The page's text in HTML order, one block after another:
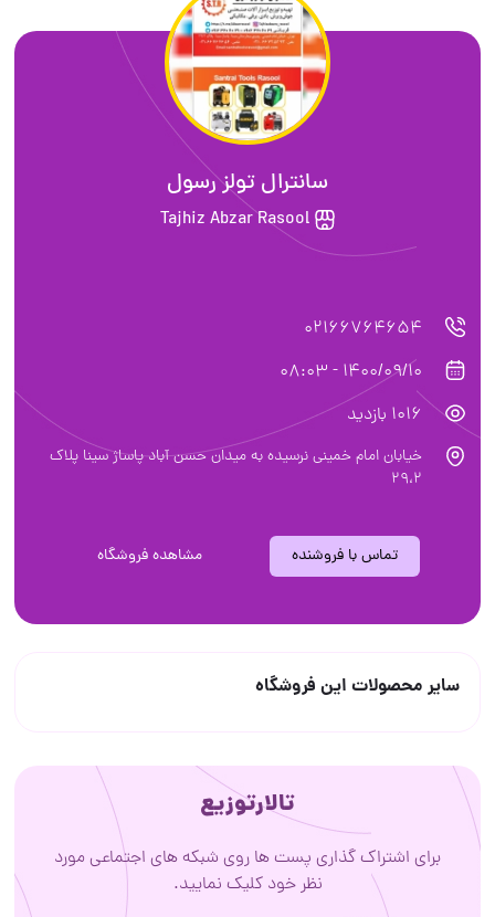
سانترال تولز رسول
Tajhiz Abzar Rasool
02166764654
1400/09/10 - 08:03
1016 بازدید
خیابان امام خمینی نرسیده به میدان حسن آباد پاساژ سینا پلاک
۲۹،۲
تماس با فروشنده مشاهده فروشگاه
سایر محصولات این فروشگاه
تالارتوزیع
برای اشتراک گذاری پست ها روی شبکه های اجتماعی مورد
نظر خود کلیک نمایید.